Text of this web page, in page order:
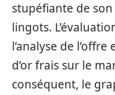
stupéfiante de
lingots.
l’analyse de
d’or frais sur le
conséquent, le